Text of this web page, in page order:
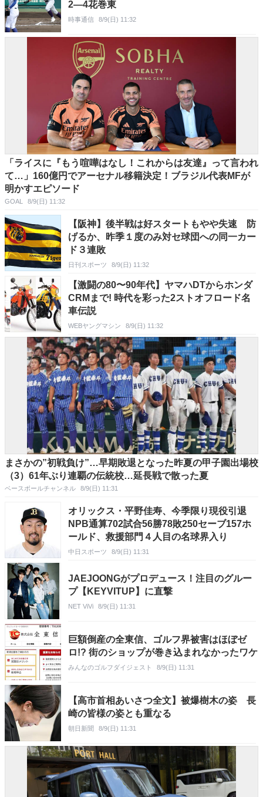
2―4花巻東
時事通信 8/9(日) 11:32
「ライスに『もう喧嘩はなし！これからは友達』って言われ
て…」160億円でアーセナル移籍決定！ブラジル代表MFが
明かすエピソード
GOAL 8/9(日) 11:32
【阪神】後半戦は好スタートもやや失速 防
げるか、昨季１度のみ対セ球団への同一カー
ド３連敗
日刊スポーツ 8/9(日) 11:32
【激闘の80〜90年代】ヤマハDTからホンダ
CRMまで! 時代を彩った2ストオフロード名
車伝説
WEBヤングマシン 8/9(日) 11:32
まさかの”初戦負け”…早期敗退となった昨夏の甲子園出場校
（3）61年ぶり連覇の伝統校…延長戦で散った夏
ベースボールチャンネル 8/9(日) 11:31
オリックス・平野佳寿、今季限り現役引退
NPB通算702試合56勝78敗250セーブ157ホ
ールド、救援部門４人目の名球界入り
中日スポーツ 8/9(日) 11:31
JAEJOONGがプロデュース！注目のグルー
プ【KEYVITUP】に直撃
NET ViVi 8/9(日) 11:31
巨額倒産の全東信、ゴルフ界被害はほぼゼ
ロ!? 街のショップが巻き込まれなかったワケ
みんなのゴルフダイジェスト 8/9(日) 11:31
【高市首相あいさつ全文】被爆樹木の姿 長
崎の皆様の姿とも重なる
朝日新聞 8/9(日) 11:31